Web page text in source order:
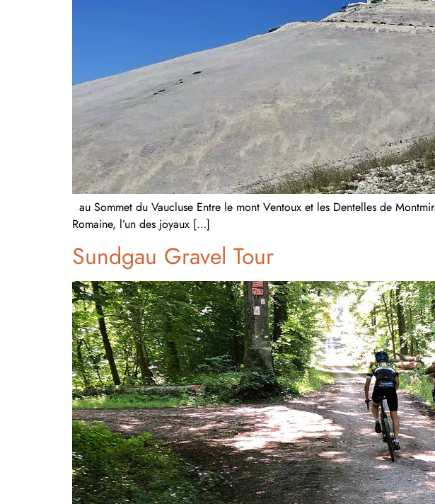
au Sommet du Vaucluse Entre le mont Ventoux et les Dentelles de
Romaine, l’un des joyaux […]
Sundgau Gravel Tour